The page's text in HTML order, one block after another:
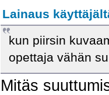
Lainaus
kun piirsin
opettaja vähän
Mitäs